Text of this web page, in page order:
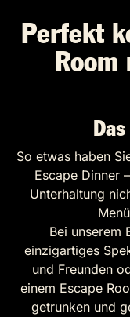
Perfekt
So etwas haben
Escape Dinner
Unterhaltung
Bei unserem
einzigartiges
und Freunden
einem Escape
getrunken und